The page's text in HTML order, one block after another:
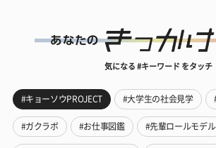
気になる #キーワード をタッチ
#キョーソウPROJECT #大学生の社会見学
#ガクラボ #お仕事図鑑 #先輩ロールモデル